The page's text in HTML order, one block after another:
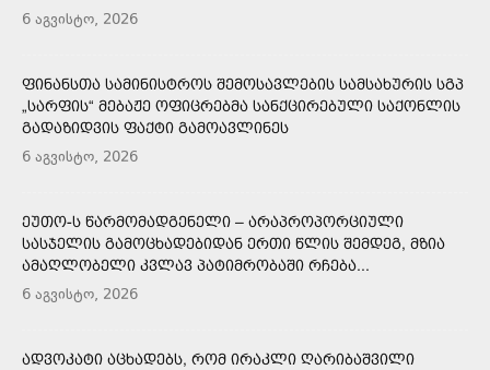
6 აგვისტო, 2026
ᲤᲘᲜᲐᲜᲡᲗᲐ ᲡᲐᲛᲘᲜᲘᲡᲢᲠᲝᲡ ᲨᲔᲛᲝᲡᲐᲕᲚᲔᲑᲘᲡ ᲡᲐᲛᲡᲐᲮᲣᲠᲘᲡ ᲡᲒᲞ
„ᲡᲐᲠᲤᲘᲡ“ ᲛᲔᲑᲐᲟᲔ ᲝᲤᲘᲪᲠᲔᲑᲛᲐ ᲡᲐᲜᲥᲪᲘᲠᲔᲑᲣᲚᲘ ᲡᲐᲥᲝᲜᲚᲘᲡ
ᲒᲐᲓᲐᲖᲘᲓᲕᲘᲡ ᲤᲐᲥᲢᲘ ᲒᲐᲛᲝᲐᲕᲚᲘᲜᲔᲡ
6 აგვისტო, 2026
ᲔᲣᲗᲝ-Ს ᲬᲐᲠᲛᲝᲛᲐᲓᲒᲔᲜᲔᲚᲘ – ᲐᲠᲐᲞᲠᲝᲞᲝᲠᲪᲘᲣᲚᲘ
ᲡᲐᲡᲯᲔᲚᲘᲡ ᲒᲐᲛᲝᲪᲮᲐᲓᲔᲑᲘᲓᲐᲜ ᲔᲠᲗᲘ ᲬᲚᲘᲡ ᲨᲔᲛᲓᲔᲒ, ᲛᲖᲘᲐ
ᲐᲛᲐᲦᲚᲝᲑᲔᲚᲘ ᲙᲕᲚᲐᲕ ᲞᲐᲢᲘᲛᲠᲝᲑᲐᲨᲘ ᲠᲩᲔᲑᲐ...
6 აგვისტო, 2026
ᲐᲓᲕᲝᲙᲐᲢᲘ ᲐᲪᲮᲐᲓᲔᲑᲡ, ᲠᲝᲛ ᲘᲠᲐᲙᲚᲘ ᲦᲐᲠᲘᲑᲐᲨᲕᲘᲚᲘ